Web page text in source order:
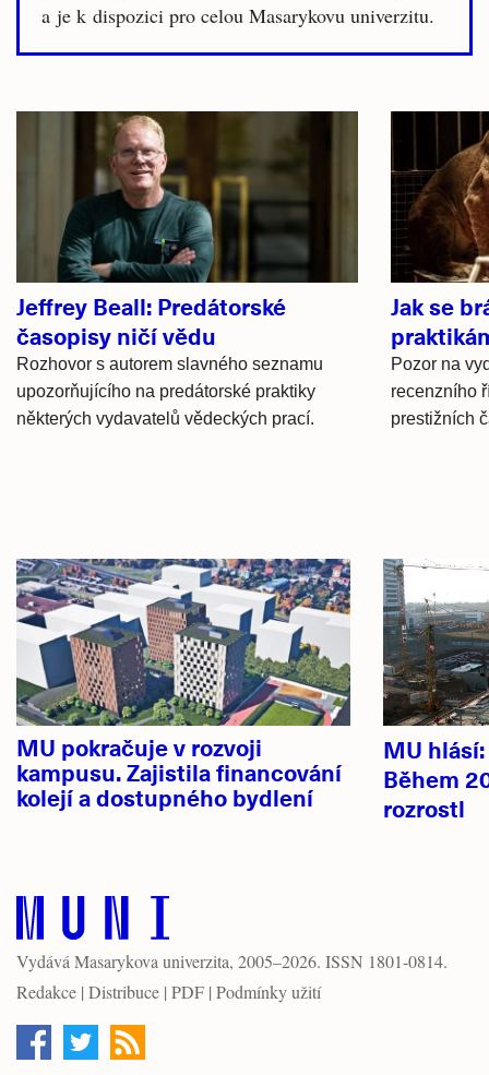
a je k dispozici pro celou Masarykovu univerzitu.
Související
články
Jeffrey Beall: Predátorské
časopisy ničí vědu
Rozhovor s autorem slavného seznamu
upozorňujícího na predátorské praktiky
některých vydavatelů vědeckých prací.
Jak se
Pozor na
recenzního
prestižních
Hlavní
novinky
MU pokračuje v rozvoji
kampusu. Zajistila financování
kolejí a dostupného bydlení
MU
Během
rozrostl
Vydává Masarykova univerzita, 2005–2026. ISSN 1801-0814.
Redakce | Distribuce | PDF | Podmínky užití